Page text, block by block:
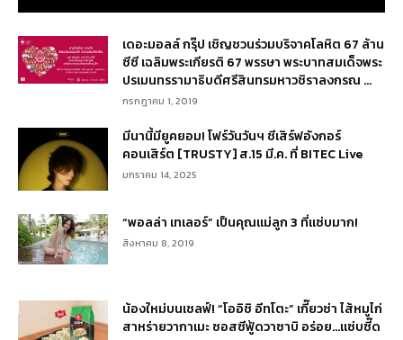
เดอะมอลล์ กรุ๊ป เชิญชวนร่วมบริจาคโลหิต 67 ล้าน
ซีซี เฉลิมพระเกียรติ 67 พรรษา พระบาทสมเด็จพระ
ปรเมนทรรามาธิบดีศรีสินทรมหาวชิราลงกรณ ...
กรกฎาคม 1, 2019
มีนานี้มียูคยอม! โฟร์วันวันฯ ชีเสิร์ฟอังกอร์
คอนเสิร์ต [TRUSTY] ส.15 มี.ค. ที่ BITEC Live
มกราคม 14, 2025
“พอลล่า เทเลอร์” เป็นคุณแม่ลูก 3 ที่แซ่บมาก!
สิงหาคม 8, 2019
น้องใหม่บนเชลฟ์! “โออิชิ อีทโตะ” เกี๊ยวซ่า ไส้หมูไก่
สาหร่ายวากาเมะ ซอสซีฟู้ดวาซาบิ อร่อย…แซ่บซี๊ด